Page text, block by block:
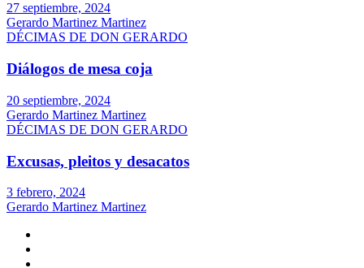
27 septiembre, 2024
Gerardo Martinez Martinez
DÉCIMAS DE DON GERARDO
Diálogos de mesa coja
20 septiembre, 2024
Gerardo Martinez Martinez
DÉCIMAS DE DON GERARDO
Excusas, pleitos y desacatos
3 febrero, 2024
Gerardo Martinez Martinez